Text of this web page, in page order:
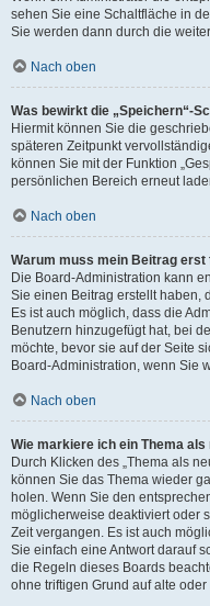
sehen Sie eine Schaltfläche in
Sie werden dann durch die
Nach oben
Was bewirkt die „Speichern“-
Hiermit können Sie die
späteren Zeitpunkt
können Sie mit der Funktion
persönlichen Bereich erneut
Nach oben
Warum muss mein Beitrag erst
Die Board-Administration kann
Sie einen Beitrag erstellt haben,
Es ist auch möglich, dass die
Benutzern hinzugefügt hat, bei
möchte, bevor sie auf der Seite
Board-Administration, wenn Sie
Nach oben
Wie markiere ich ein Thema als
Durch Klicken des „Thema als
können Sie das Thema wieder
holen. Wenn Sie den
möglicherweise deaktiviert oder
Zeit vergangen. Es ist auch
Sie einfach eine Antwort darauf
die Regeln dieses Boards
ohne triftigen Grund auf alte